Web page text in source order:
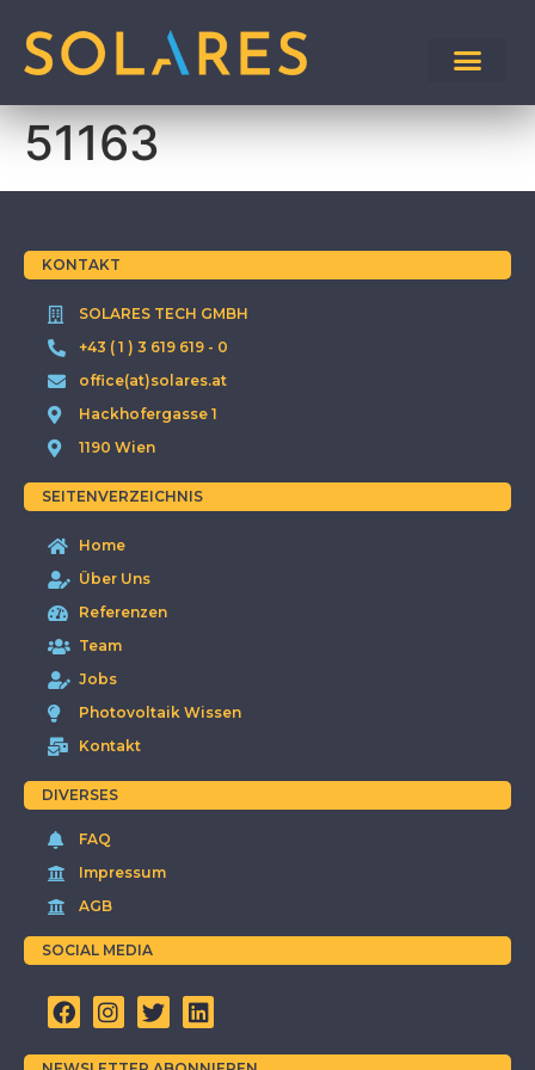
51163
KONTAKT
SOLARES TECH GMBH
+43 ( 1 ) 3 619 619 - 0
office(at)solares.at
Hackhofergasse 1
1190 Wien
SEITENVERZEICHNIS
Home
Über Uns
Referenzen
Team
Jobs
Photovoltaik Wissen
Kontakt
DIVERSES
FAQ
Impressum
AGB
SOCIAL MEDIA